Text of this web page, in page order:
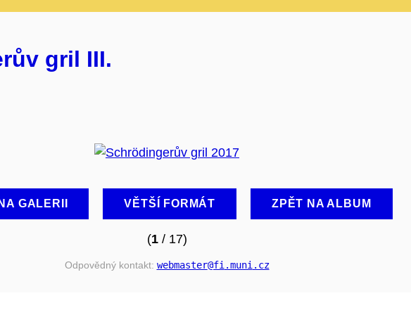
gril III.
GALERII VĚTŠÍ FORMÁT ZPĚT NA ALBUM
(1/ 17)
Odpovědný kontakt: webmaster@fi .muni .cz